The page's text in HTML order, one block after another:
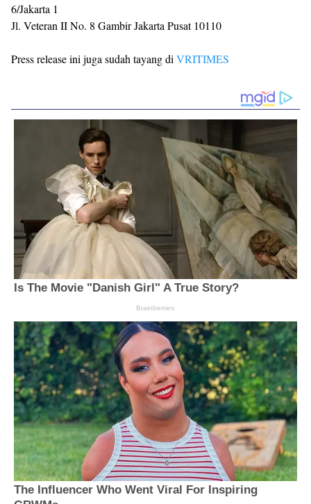
6/Jakarta 1
Jl. Veteran II No. 8 Gambir Jakarta Pusat 10110
Press release ini juga sudah tayang di VRITIMES